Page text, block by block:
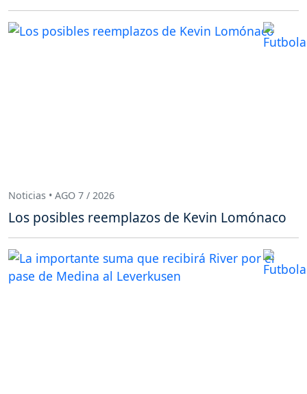
Noticias • AGO 7 / 2026
Los posibles reemplazos de Kevin Lomónaco